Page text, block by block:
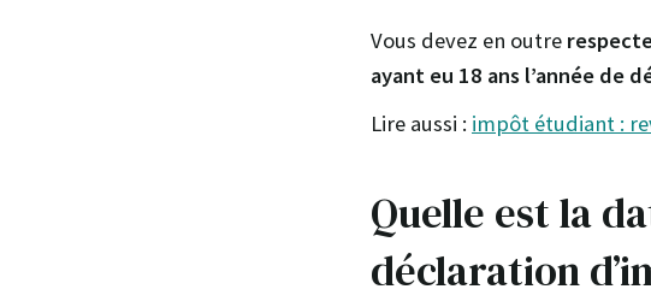
Vous devez en outre
ayant eu 18 ans l’année de
Lire aussi : impôt étudiant :
Quelle est la
déclaration